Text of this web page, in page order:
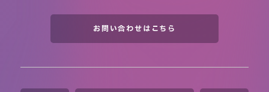
お問い合わせはこちら